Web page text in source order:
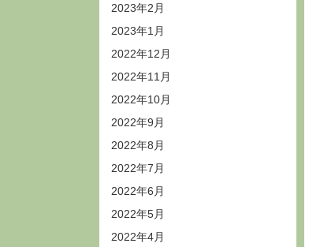
2023年2月
2023年1月
2022年12月
2022年11月
2022年10月
2022年9月
2022年8月
2022年7月
2022年6月
2022年5月
2022年4月